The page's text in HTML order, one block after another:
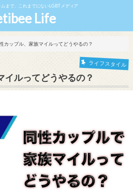
ムまで、これまでにないLGBTメディア
Life
カップル、家族マイルってどうやるの？
ライフスタイル
イルってどうやるの？